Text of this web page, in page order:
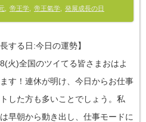
帝王学 帝王氣学 発展成長の日
する日:今日の運勢】‪
火)全国のツイてる皆さまおはよ
す！連休が明け、今日からお仕事
した方も多いことでしょう。私
早朝から動き出し、仕事モードに